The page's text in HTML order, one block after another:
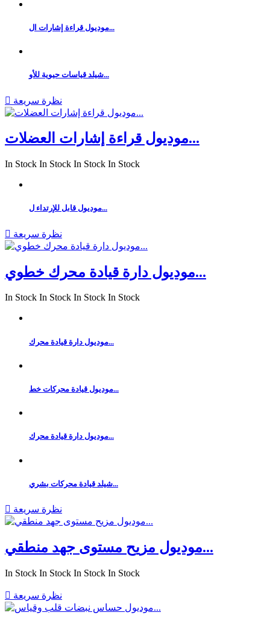
موديول قراءة إشارات ال...
شيلد قياسات حيوية للأو...
 نظرة سريعة
موديول قراءة إشارات العضلات...
In Stock In Stock In Stock In Stock
موديول قابل للإرتداء ل...
 نظرة سريعة
موديول دارة قيادة محرك خطوي...
In Stock In Stock In Stock In Stock
موديول دارة قيادة محرك...
موديول قيادة محركات خط...
موديول دارة قيادة محرك...
شيلد قيادة محركات بشري...
 نظرة سريعة
موديول مزيح مستوى جهد منطقي...
In Stock In Stock In Stock In Stock
 نظرة سريعة